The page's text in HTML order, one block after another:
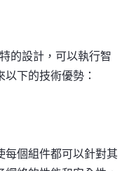
的設計，可以執行智
下的技術優勢：
每個組件都可以針對其